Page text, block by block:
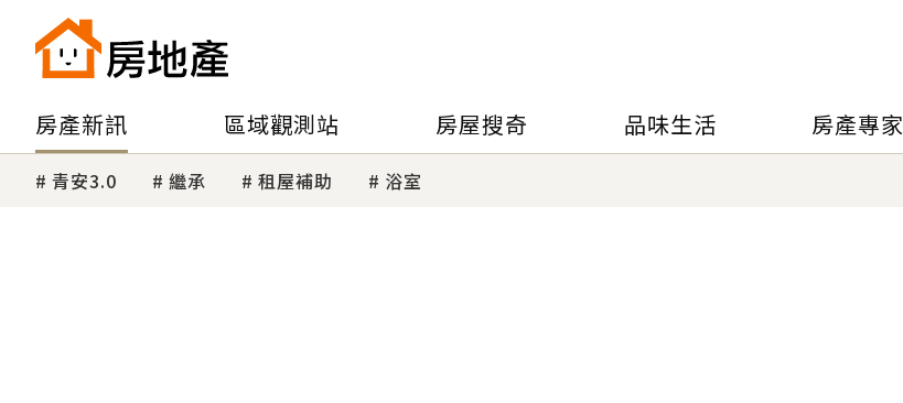
房產新訊 區域觀測站 房屋搜奇 品味生活 房產專家
青安3.0 繼承 租屋補助 浴室